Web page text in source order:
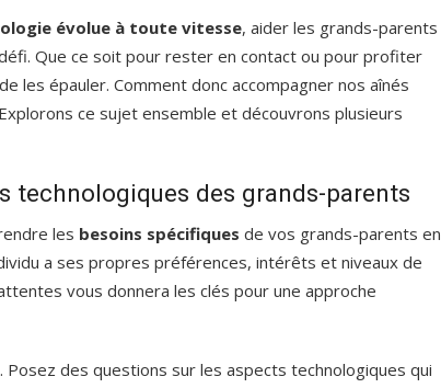
évolue à toute vitesse, aider les grands-parents
Que ce soit pour rester en contact ou pour profiter
les épauler. Comment donc accompagner nos aînés
ce sujet ensemble et découvrons plusieurs
technologiques des grands-parents
les besoins spécifiques de vos grands-parents en
a ses propres préférences, intérêts et niveaux de
vous donnera les clés pour une approche
Posez des questions sur les aspects technologiques qui